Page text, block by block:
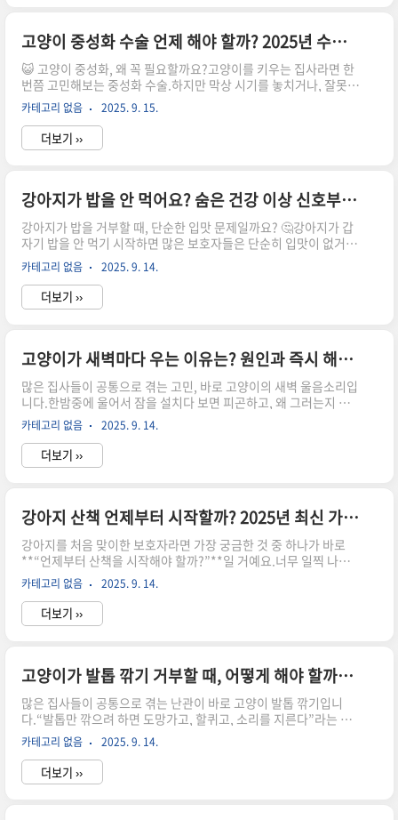
기: 2주~4주에 한 번하지만 아래 조건에 따라 주기는 달라질 수 있
어요👇1️⃣ 실내견 → 2주마다2️⃣ 산책 자주 하는 강아지 → 3~4주마
다3️⃣ 노령견, 활동량 적은 아이 → 2주 ..
고양이 중성화 수술 언제 해야 할까? 2025년 수의사가 추천하는 적정 시기 총정리
😺 고양이 중성화, 왜 꼭 필요할까요?고양이를 키우는 집사라면 한
번쯤 고민해보는 중성화 수술.하지만 막상 시기를 놓치거나, 잘못된
정보로 미루다 보면고양이의 건강에 치명적인 영향을 줄 수 있어요.
특히 2025년 최신 수의학 정보에 따르면,중성화 시기를 놓쳤을 때
생길 수 있는 건강 문제들이 더 구체적으로 밝혀졌습니다.🐾 발정
스트레스로 인한 행동 문제🐾 불필요한 마킹과 야옹이 소리🐾 암컷
것이 아주 중요합니다.⏱️ 고양이 중성화 수술, 가장 이상적인 시기
2025년 최신 기준으로 살펴본 수술 적정 시기!🐈 암컷 고양이권장
시기: 생후 5~6개월 전후이유: 첫 발정 ..
카테고리 없음 2025. 9. 15.
더보기 ››
강아지가 밥을 안 먹어요? 숨은 건강 이상 신호부터 대처법까지 완벽 가이드
강아지가 밥을 거부할 때, 단순한 입맛 문제일까요? 🤔강아지가 갑
자기 밥을 안 먹기 시작하면 많은 보호자들은 단순히 입맛이 없거나
간식 때문이라고 생각하기 쉽습니다.하지만 반려견의 식욕 변화는
몸의 이상을 알리는 중요한 신호일 수 있습니다.특히 하루 이상 아
무것도 먹지 않거나, 평소와 다른 행동이 동반된다면 반드시 주의
깊게 관찰해야 합니다.📌 이번 글에서는 강아지가 밥을 안 먹을 때
아지가 밥을 안 먹는 이유, 단순히 입맛 때문만은 아니다!밥을 거부
하는 원인에는 다음과 같은 다양한 요인이 있을 수 있어요.1️⃣ 소화
불량 또는 위장 장애소화가 잘 안 되면 밥 자체를 거부하..
카테고리 없음 2025. 9. 14.
더보기 ››
고양이가 새벽마다 우는 이유는? 원인과 즉시 해결법 🐱🌙
많은 집사들이 공통으로 겪는 고민, 바로 고양이의 새벽 울음소리입
니다.한밤중에 울어서 잠을 설치다 보면 피곤하고, 왜 그러는지 답
답하기도 하죠.오늘은 고양이가 새벽에 우는 원인과 함께,바로 실천
할 수 있는 즉각적인 해결 방법을 알려드릴게요.😿 1. 고양이가 새
벽에 우는 흔한 원인🍽️ 배고픔 : 저녁 식사가 일찍 끝나면 새벽에 배
가 고파 집사를 깨울 수 있어요.🐾 활동 욕구 : 고양이는 야행성 성향
로운 가족 등 환경 변화가 스트레스가 될 수 있습니다.🩺 건강 문제 :
노묘의 치매, 갑상선 질환, 통증 등이 원인일 수 있습니다.😺 2. 즉시
할 수 있는 해결..
카테고리 없음 2025. 9. 14.
더보기 ››
강아지 산책 언제부터 시작할까? 2025년 최신 가이드 🐶🚶‍♂️
강아지를 처음 맞이한 보호자라면 가장 궁금한 것 중 하나가 바로
**“언제부터 산책을 시작해야 할까?”**일 거예요.너무 일찍 나가
면 감염병 위험이 걱정되고, 너무 늦으면 사회성이 부족해질 수 있
죠.오늘은 강아지 산책 시작 시기와 주의사항, 그리고 2025년 최신
가이드라인까지 완벽 정리해드릴게요.🐾 1. 강아지 산책 시작 시기
⏳ 생후 2개월 전 : 면역력이 약해 외부 활동은 금지해야 합니다.💉
첫 산책을 나갈 수 있는 적절한 시점이에요.👉 즉, 예방접종 완료 후
+ 2주 뒤가 안전한 공식입니다.🐾 2. 산책 시작 전 꼭 확인할 것예방
접종(종합, 코로나, 켄..
카테고리 없음 2025. 9. 14.
더보기 ››
고양이가 발톱 깎기 거부할 때, 어떻게 해야 할까? 집사 필수 대처법 🐾✂️
많은 집사들이 공통으로 겪는 난관이 바로 고양이 발톱 깎기입니
다.“발톱만 깎으려 하면 도망가고, 할퀴고, 소리를 지른다”라는 고
민이 정말 많죠.하지만 발톱 관리는 고양이 건강과 집안 안전을 위
해 반드시 필요한 습관입니다.오늘은 고양이가 발톱 깎기를 거부하
는 이유부터,집사가 실천할 수 있는 편안한 훈련 방법과 노하우까지
정리해드릴게요.😾 1. 고양이가 발톱 깎기를 싫어하는 이유🐈 낯선
카테고리 없음 2025. 9. 14.
더보기 ››